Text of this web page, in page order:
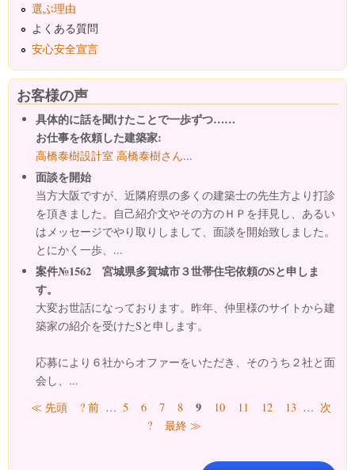
選ぶ理由
よくある質問
安心安全宣言
お客様の声
具体的に話を聞けたことで一歩ずつ……
お仕事を依頼した建築家:
高橋泰樹設計室 高橋泰樹さん...
面談を開始
当方大阪ですが、近隣府県の多くの建築士の先生方より打診
を頂きました。自己紹介文やその方のＨＰを拝見し、あるい
はメッセージでやり取りしまして、面談を開始致しました。
とにかく一歩、...
案件№1562 宮城県多賀城市３世帯住宅依頼のSと申しま
す。
大変お世話になっております。昨年、仲里様のサイトから建
築家の紹介を受けたSと申します。
応募により６社からオファーをいただき、そのうち２社と面
会し、...
ページ
≪ 先頭 ? 前 … 5 6 7 8 9 10 11 12 13 … 次
?
最終 ≫